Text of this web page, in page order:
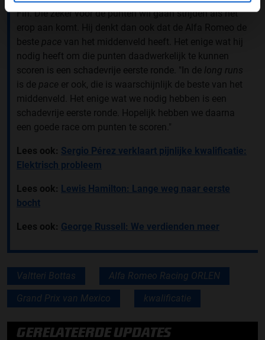
Fin. Die zeker voor de punten wil gaan strijden als het
erop aan komt. Hij denkt dan ook dat de Alfa Romeo de
beste pace van het middenveld heeft. Het enige wat hij
nodig heeft om die punten daadwerkelijk te kunnen
scoren is een schadevrije eerste ronde. "In de long runs
is de pace er ook, die is waarschijnlijk de beste van het
middenveld. Het enige wat we nodig hebben is een
schadevrije eerste ronde. Hopelijk hebben we daarna
een goede race om punten te scoren."
Lees ook: Sergio Pérez verklaart pijnlijke kwalificatie:
Elektrisch probleem
Lees ook: Lewis Hamilton: Lange weg naar eerste
bocht
Lees ook: George Russell: We verdienden meer
Valtteri Bottas Alfa Romeo Racing ORLEN
Grand Prix van Mexico kwalificatie
GERELATEERDE UPDATES